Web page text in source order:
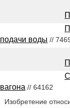
подачи воды //
вагона // 64162
Изобретение